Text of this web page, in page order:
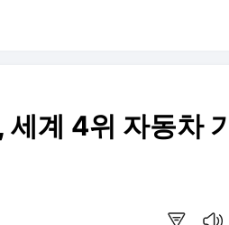
계 4위 자동차